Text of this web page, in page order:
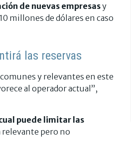
de nuevas empresasy
millones de dólares en caso
las reservas
y relevantes en este
al operador actual”,
puede limitar las
pero no